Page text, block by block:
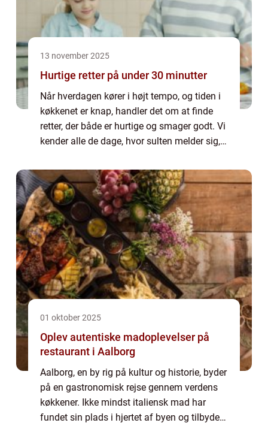
13 november 2025
Hurtige retter på under 30 minutter
Når hverdagen kører i højt tempo, og tiden i
køkkenet er knap, handler det om at finde
retter, der både er hurtige og smager godt. Vi
kender alle de dage, hvor sulten melder sig,
01 oktober 2025
Oplev autentiske madoplevelser på
restaurant i Aalborg
Aalborg, en by rig på kultur og historie, byder
på en gastronomisk rejse gennem verdens
køkkener. Ikke mindst italiensk mad har
fundet sin plads i hjertet af byen og tilbyder